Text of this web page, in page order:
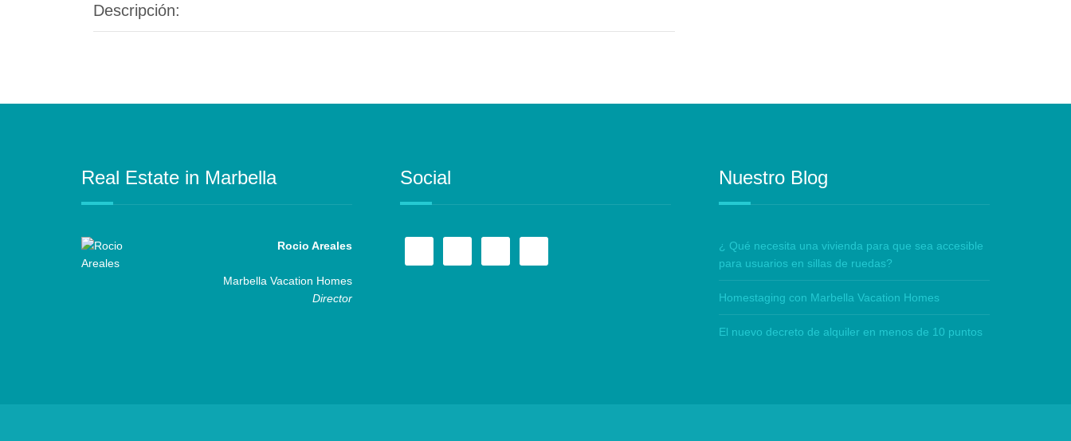
Descripción:
Real Estate in Marbella
Rocio Areales
Marbella Vacation Homes
Director
Social Nuestro Blog
¿ Qué necesita una vivienda para que sea accesible
para usuarios en sillas de ruedas?
Homestaging con Marbella Vacation Homes
El nuevo decreto de alquiler en menos de 10 puntos